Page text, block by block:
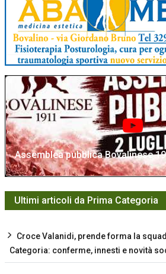
Assemblea pubblica Bovalinese
Ultimi articoli da Prima Categoria
Croce Valanidi, prende forma la
Categoria: conferme, innesti e novità